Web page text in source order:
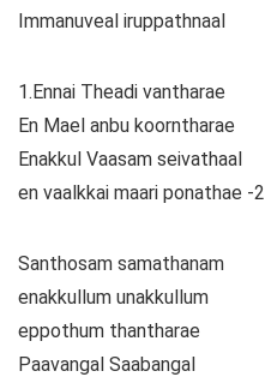
Immanuveal iruppathnaal
1.Ennai Theadi vantharae
En Mael anbu koorntharae
Enakkul Vaasam seivathaal
en vaalkkai maari ponathae -2
Santhosam samathanam
enakkullum unakkullum
eppothum thantharae
Paavangal Saabangal